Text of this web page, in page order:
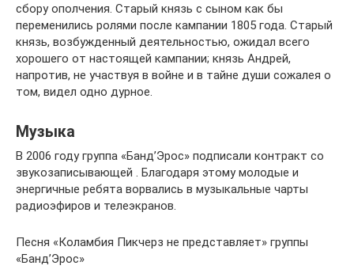
сбору ополчения. Старый князь с сыном как бы
переменились ролями после кампании 1805 года. Старый
князь, возбужденный деятельностью, ожидал всего
хорошего от настоящей кампании; князь Андрей,
напротив, не участвуя в войне и в тайне души сожалея о
том, видел одно дурное.
Музыка
В 2006 году группа «Банд’Эрос» подписали контракт со
звукозаписывающей . Благодаря этому молодые и
энергичные ребята ворвались в музыкальные чарты
радиоэфиров и телеэкранов.
Песня «Коламбия Пикчерз не представляет» группы
«Банд’Эрос»